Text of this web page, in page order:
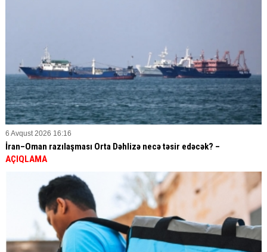
6 Avqust 2026 16:16
İran–Oman razılaşması Orta Dəhlizə necə təsir edəcək? –
AÇIQLAMA